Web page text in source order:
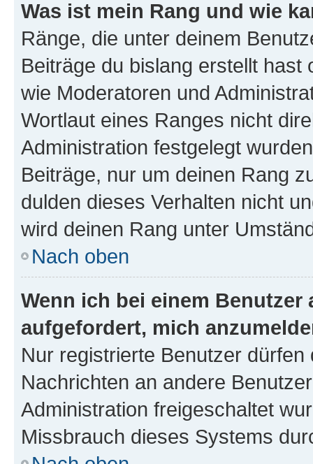
Was ist mein Rang und wie
Ränge, die unter deinem
Beiträge du bislang erstellt
wie Moderatoren und
Wortlaut eines Ranges nicht
Administration festgelegt
Beiträge, nur um deinen Rang
dulden dieses Verhalten nicht
wird deinen Rang unter
Nach oben
Wenn ich bei einem
aufgefordert, mich
Nur registrierte Benutzer
Nachrichten an andere
Administration freigeschaltet
Missbrauch dieses Systems